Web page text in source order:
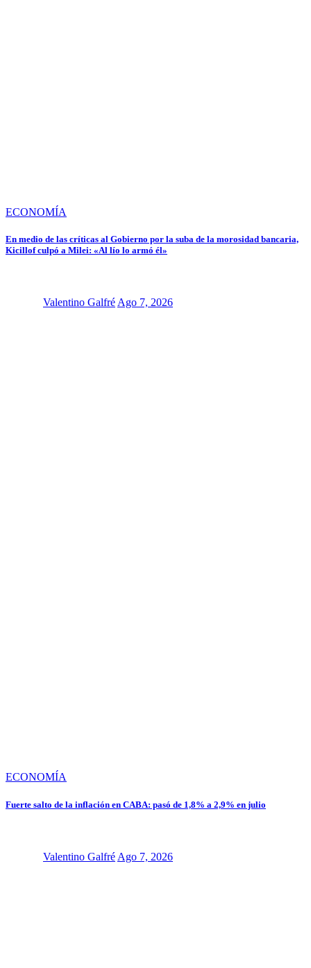
ECONOMÍA
En medio de las críticas al Gobierno por la suba de la morosidad bancaria,
Kicillof culpó a Milei: «Al lío lo armó él»
Valentino Galfré Ago 7, 2026
ECONOMÍA
Fuerte salto de la inflación en CABA: pasó de 1,8% a 2,9% en julio
Valentino Galfré Ago 7, 2026